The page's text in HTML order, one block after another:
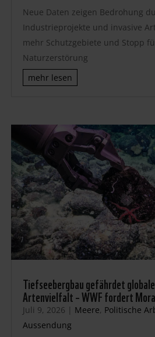
Neue Daten zeigen Bedrohung
Industrieprojekte und invasive
mehr Schutzgebiete und Stopp
Naturzerstörung
mehr lesen
Tiefseebergbau gefährdet
Artenvielfalt – WWF fordert
Juli 9, 2026 | Meere, Politische
Aussendung